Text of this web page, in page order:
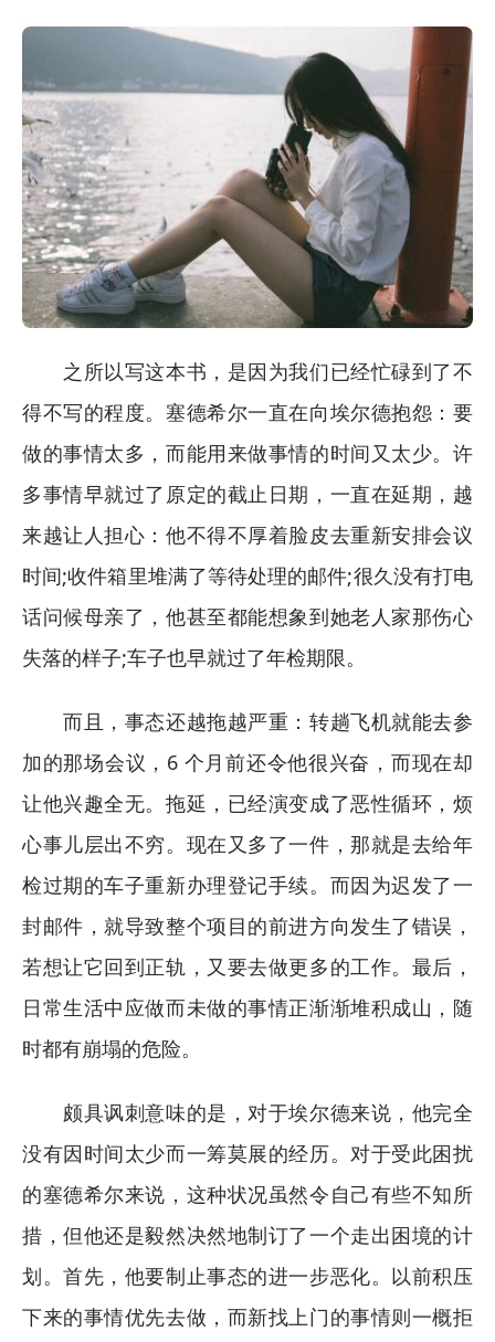
之所以写这本书，是因为我们已经忙碌到了不
得不写的程度。塞德希尔一直在向埃尔德抱怨：要
做的事情太多，而能用来做事情的时间又太少。许
多事情早就过了原定的截止日期，一直在延期，越
来越让人担心：他不得不厚着脸皮去重新安排会议
时间;收件箱里堆满了等待处理的邮件;很久没有打电
话问候母亲了，他甚至都能想象到她老人家那伤心
失落的样子;车子也早就过了年检期限。
而且，事态还越拖越严重：转趟飞机就能去参
加的那场会议，6 个月前还令他很兴奋，而现在却
让他兴趣全无。拖延，已经演变成了恶性循环，烦
心事儿层出不穷。现在又多了一件，那就是去给年
检过期的车子重新办理登记手续。而因为迟发了一
封邮件，就导致整个项目的前进方向发生了错误，
若想让它回到正轨，又要去做更多的工作。最后，
日常生活中应做而未做的事情正渐渐堆积成山，随
时都有崩塌的危险。
颇具讽刺意味的是，对于埃尔德来说，他完全
没有因时间太少而一筹莫展的经历。对于受此困扰
的塞德希尔来说，这种状况虽然令自己有些不知所
措，但他还是毅然决然地制订了一个走出困境的计
划。首先，他要制止事态的进一步恶化。以前积压
下来的事情优先去做，而新找上门的事情则一概拒